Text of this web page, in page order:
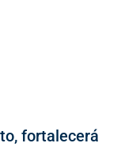
fortalecerá